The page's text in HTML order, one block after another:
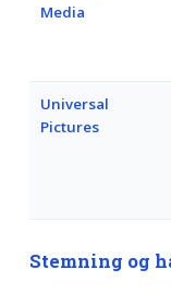
Media
Universal
Pictures
Stemning og